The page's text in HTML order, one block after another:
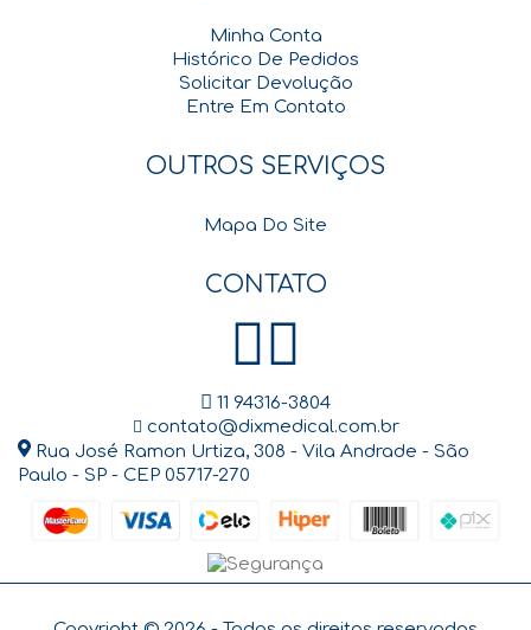
Minha Conta
Histórico De Pedidos
Solicitar Devolução
Entre Em Contato
OUTROS SERVIÇOS
Mapa Do Site
CONTATO
11 94316-3804
contato@dixmedical.com.br
Rua José Ramon Urtiza, 308 - Vila Andrade - São
Paulo - SP - CEP 05717-270